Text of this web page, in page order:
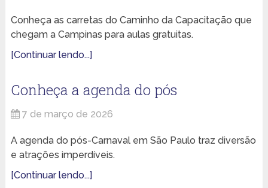
Conheça as carretas do Caminho da Capacitação que
chegam a Campinas para aulas gratuitas.
[Continuar lendo...]
Conheça a agenda do pós
7 de março de 2026
A agenda do pós-Carnaval em São Paulo traz diversão
e atrações imperdíveis.
[Continuar lendo...]